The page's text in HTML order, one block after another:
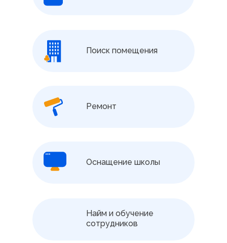
Поиск помещения
Ремонт
Оснащение школы
Найм и обучение
сотрудников